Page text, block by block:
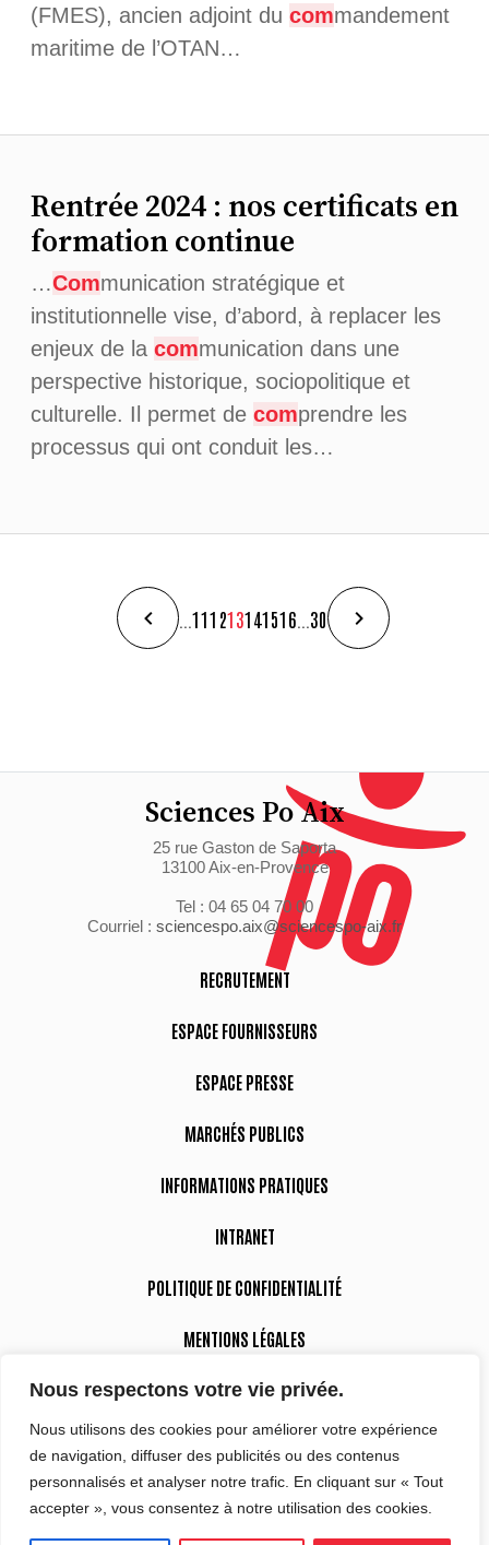
Nous respectons votre vie privée.
Nous utilisons des cookies pour améliorer votre expérience
de navigation, diffuser des publicités ou des contenus
personnalisés et analyser notre trafic. En cliquant sur « Tout
accepter », vous consentez à notre utilisation des cookies.
(FMES), ancien adjoint du commandement
maritime de l’OTAN…
Rentrée 2024 : nos certificats en
formation continue
…Communication stratégique et
institutionnelle vise, d’abord, à replacer les
enjeux de la communication dans une
perspective historique, sociopolitique et
culturelle. Il permet de comprendre les
processus qui ont conduit les…
111213141516 30
Sciences Po Aix
25 rue Gaston de Saporta
13100 Aix-en-Provence
Tel : 04 65 04 70 00
Courriel : sciencespo.aix@sciencespo-aix.fr
RECRUTEMENT
ESPACE FOURNISSEURS
ESPACE PRESSE
MARCHÉS PUBLICS
INFORMATIONS PRATIQUES
INTRANET
POLITIQUE DE CONFIDENTIALITÉ
MENTIONS LÉGALES
DÉCLARATION D’ACCESSIBILITÉ
Suivez-nous